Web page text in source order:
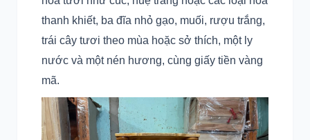
thanh khiết, ba đĩa nhỏ gạo, muối, rượu trắng,
trái cây tươi theo mùa hoặc sở thích, một ly
nước và một nén hương, cùng giấy tiền vàng
mã.